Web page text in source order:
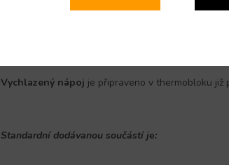
Vychlazený nápoj je připraveno v thermobloku již
Standardní dodávanou součástí je: